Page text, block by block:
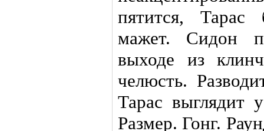
пятится, Тарас
мажет. Сидон
выходе из
челюсть.
Тарас выглядит
Размер. Гонг.